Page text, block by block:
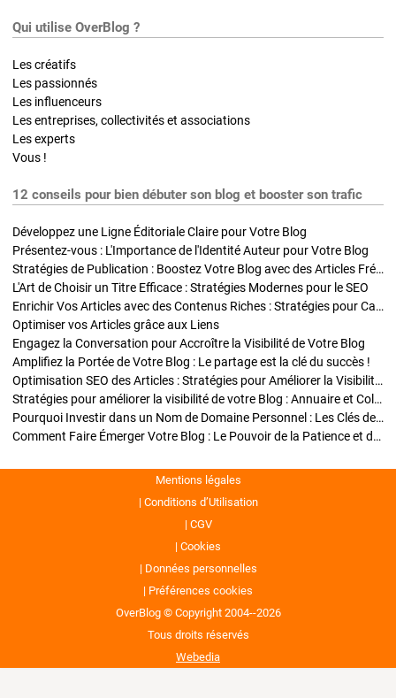
Qui utilise OverBlog ?
Les créatifs
Les passionnés
Les influenceurs
Les entreprises, collectivités et associations
Les experts
Vous !
12 conseils pour bien débuter son blog et booster son trafic
Développez une Ligne Éditoriale Claire pour Votre Blog
Présentez-vous : L'Importance de l'Identité Auteur pour Votre Blog
Stratégies de Publication : Boostez Votre Blog avec des Articles Fréquents et Exclusifs
L'Art de Choisir un Titre Efficace : Stratégies Modernes pour le SEO
Enrichir Vos Articles avec des Contenus Riches : Stratégies pour Captiver et Optimiser
Optimiser vos Articles grâce aux Liens
Engagez la Conversation pour Accroître la Visibilité de Votre Blog
Amplifiez la Portée de Votre Blog : Le partage est la clé du succès !
Optimisation SEO des Articles : Stratégies pour Améliorer la Visibilité de Votre Blog
Stratégies pour améliorer la visibilité de votre Blog : Annuaire et Collaborations
Pourquoi Investir dans un Nom de Domaine Personnel : Les Clés de la Réussite de Votre Blog
Comment Faire Émerger Votre Blog : Le Pouvoir de la Patience et de la Persévérance
Mentions légales
Conditions d’Utilisation
CGV
Cookies
Données personnelles
Préférences cookies
OverBlog © Copyright 2004--2026
Tous droits réservés
Webedia